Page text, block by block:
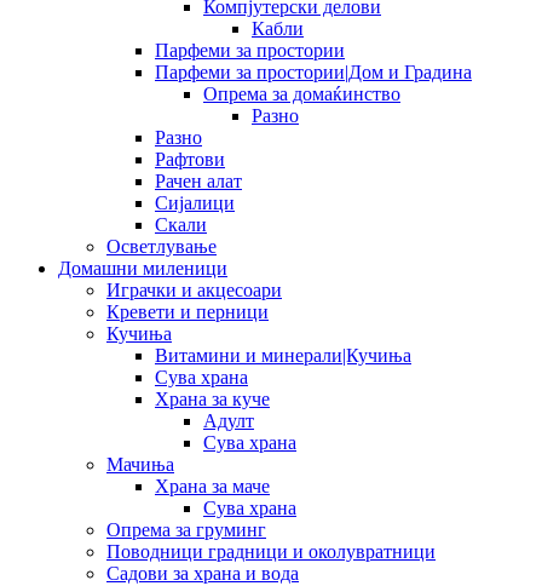
Компјутерски делови
Кабли
Парфеми за простории
Парфеми за простории|Дом и Градина
Опрема за домаќинство
Разно
Разно
Рафтови
Рачен алат
Сијалици
Скали
Осветлување
Домашни миленици
Играчки и акцесоари
Кревети и перници
Кучиња
Витамини и минерали|Кучиња
Сува храна
Храна за куче
Адулт
Сува храна
Мачиња
Храна за маче
Сува храна
Опрема за груминг
Поводници градници и околувратници
Садови за храна и вода